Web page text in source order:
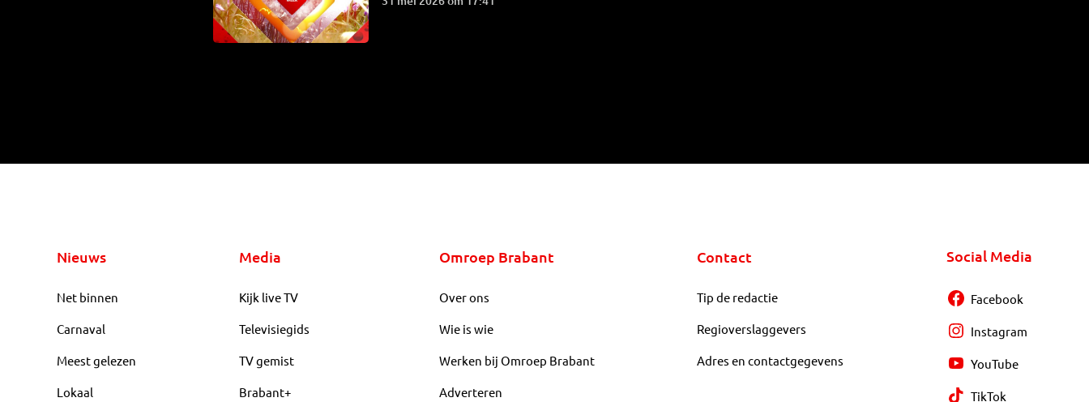
Nieuws
Net binnen
Carnaval
Meest gelezen
Lokaal
Media
Kijk live TV
Televisiegids
TV gemist
Brabant+
Omroep Brabant
Over ons
Wie is wie
Werken bij Omroep Brabant
Adverteren
Contact
Tip de redactie
Regioverslaggevers
Adres en contactgegevens
Social Media
Facebook
Instagram
YouTube
TikTok